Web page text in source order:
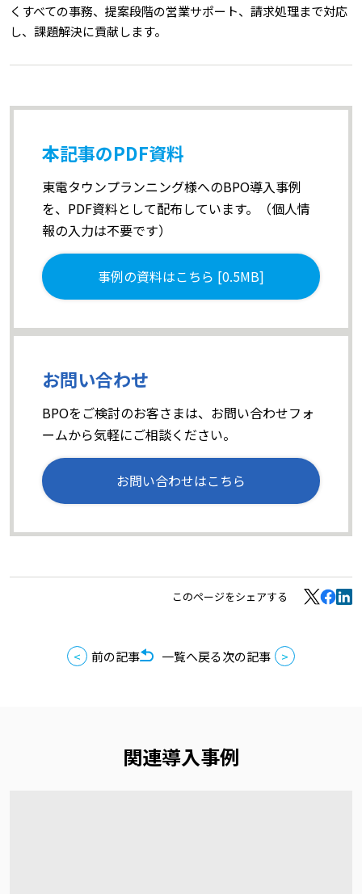
くすべての事務、提案段階の営業サポート、請求処理まで対応
し、課題解決に貢献します。
本記事のPDF資料
東電タウンプランニング様へのBPO導入事例
を、PDF資料として配布しています。（個人情
報の入力は不要です）
事例の資料はこちら [0.5MB]
お問い合わせ
BPOをご検討のお客さまは、お問い合わせフォ
ームから気軽にご相談ください。
お問い合わせはこちら
このページをシェアする
前の記事 一覧へ戻る次の記事
関連導入事例